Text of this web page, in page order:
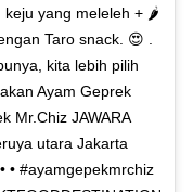
keju yang meleleh + 🌶
Taro snack. 😍 .
kita lebih pilih
Ayam Geprek
Mr.Chiz JAWARA
utara Jakarta
• #ayamgepekmrchiz